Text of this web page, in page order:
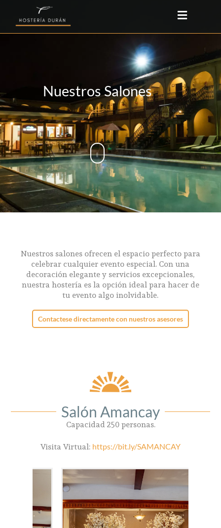
Nuestros Salones
Nuestros salones ofrecen el espacio perfecto para
celebrar cualquier evento especial. Con una
decoración elegante y servicios excepcionales,
nuestra hostería es la opción ideal para hacer de
tu evento algo inolvidable.
Contactese directamente con nuestros asesores
Salón Amancay
Capacidad 250 personas.
Visita Virtual: https://bit.ly/SAMANCAY